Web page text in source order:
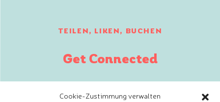
Cookie-Zustimmung verwalten
TEILEN, LIKEN, BUCHEN
Get Connected